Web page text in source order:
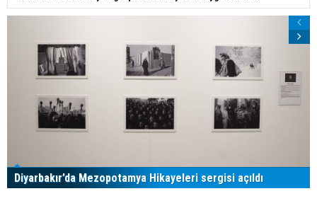
Diyarbakır’da Mezopotamya Hikayeleri sergisi açıldı